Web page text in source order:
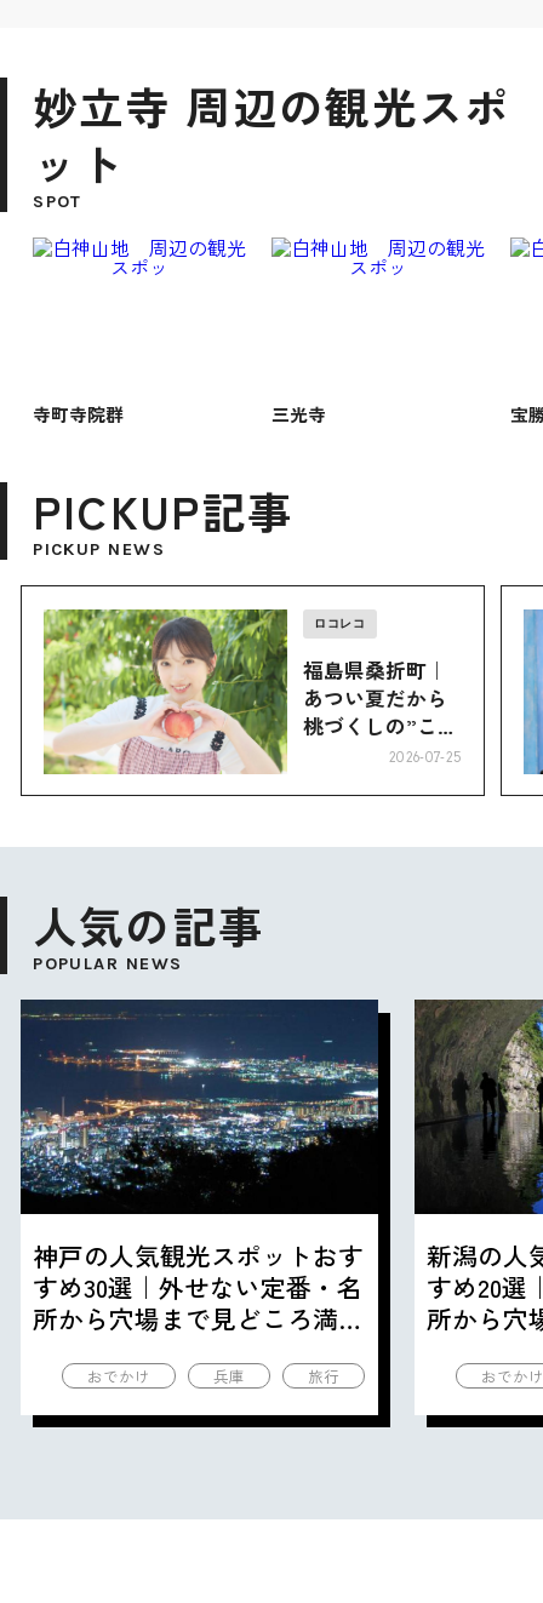
妙立寺 周辺の観光スポ
ット
SPOT
寺町寺院群 三光寺 宝
PICKUP記事
PICKUP NEWS
ロコレコ
福島県桑折町｜
あつい夏だから
桃づくしの”こお
2026-07-25
人気の記事
POPULAR NEWS
神戸の人気観光スポットおす
すめ30選｜外せない定番・名
所から穴場まで見どころ満載
おでかけ 兵庫 旅行
新潟の人
すめ20選
所から穴
おでか